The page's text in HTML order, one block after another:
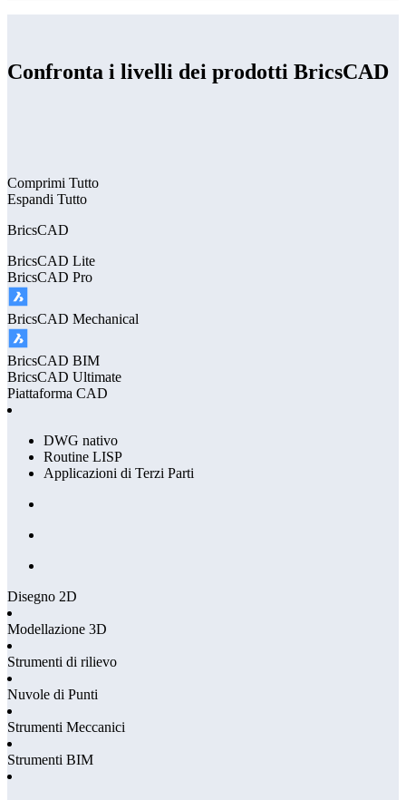
Confronta i livelli dei prodotti BricsCAD
Comprimi Tutto
Espandi Tutto
BricsCAD
BricsCAD Lite
BricsCAD Pro
BricsCAD Mechanical
BricsCAD BIM
BricsCAD Ultimate
Piattaforma CAD
DWG nativo
Routine LISP
Applicazioni di Terzi Parti
Disegno 2D
Modellazione 3D
Strumenti di rilievo
Nuvole di Punti
Strumenti Meccanici
Strumenti BIM